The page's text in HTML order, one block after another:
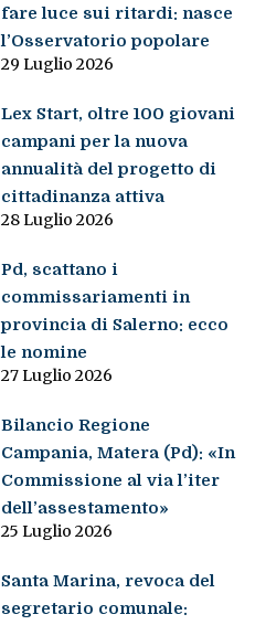
fare luce sui ritardi: nasce
l’Osservatorio popolare
29 Luglio 2026
Lex Start, oltre 100 giovani
campani per la nuova
annualità del progetto di
cittadinanza attiva
28 Luglio 2026
Pd, scattano i
commissariamenti in
provincia di Salerno: ecco
le nomine
27 Luglio 2026
Bilancio Regione
Campania, Matera (Pd): «In
Commissione al via l’iter
dell’assestamento»
25 Luglio 2026
Santa Marina, revoca del
segretario comunale: